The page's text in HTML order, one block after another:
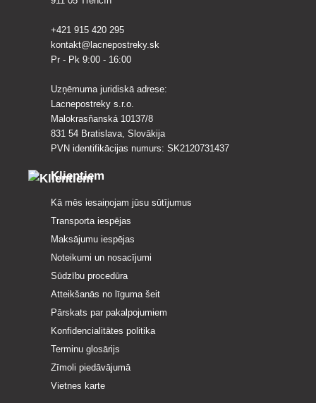
+421 915 420 295
kontakt@lacnepostreky.sk
Pr - Pk 9:00 - 16:00
Uzņēmuma juridiskā adrese:
Lacnepostreky s.r.o.
Malokrasňanská 10137/8
831 54 Bratislava, Slovākija
PVN identifikācijas numurs: SK2120731437
Klientiem
Kā mēs iesaiņojam jūsu sūtījumus
Transporta iespējas
Maksājumu iespējas
Noteikumi un nosacījumi
Sūdzību procedūra
Atteikšanās no līguma šeit
Pārskats par pakalpojumiem
Konfidencialitātes politika
Terminu glosārijs
Zīmoli piedāvājumā
Vietnes karte